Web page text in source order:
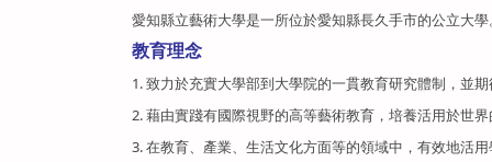
愛知縣立藝術大學是一所位於愛知縣長久手市的公立大
教育理念
1. 致力於充實大學部到大學院的一貫教育研究體制，並
2. 藉由實踐有國際視野的高等藝術教育，培養活用於世
3. 在教育、產業、生活文化方面等的領域中，有效地活